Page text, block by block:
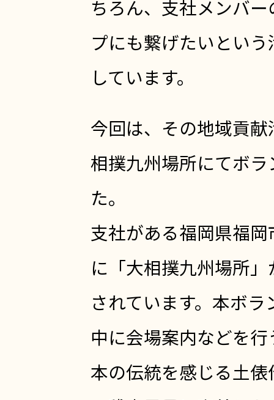
ちろん、支社メンバ
プにも繋げたいとい
しています。
今回は、その地域貢
相撲九州場所にてボ
た。
支社がある福岡県福岡
に「大相撲九州場所
されています。本ボ
中に会場案内などを
本の伝統を感じる土